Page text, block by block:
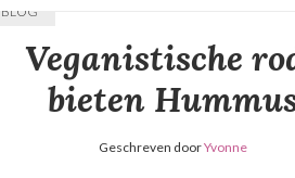
BLOG
Veganistische
bieten
Geschreven doorYvonne